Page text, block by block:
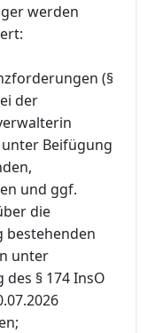
werden
(§
der
Beifügung
und ggf.
die
bestehenden
unter
des § 174 InsO